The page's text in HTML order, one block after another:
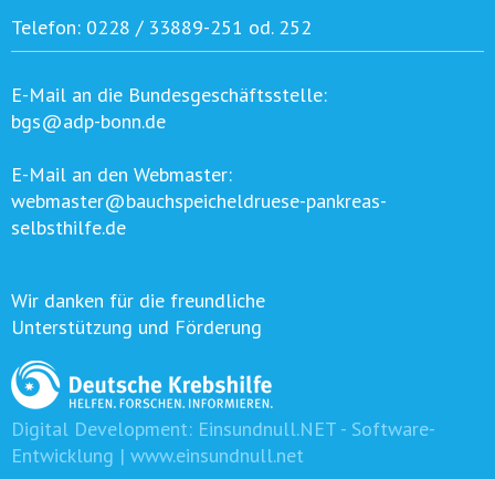
Telefon: 0228 / 33889-251 od. 252
E-Mail an die Bundesgeschäftsstelle:
bgs@adp-bonn.de
E-Mail an den Webmaster:
webmaster@bauchspeicheldruese-pankreas-
selbsthilfe.de
Wir danken für die freundliche
Unterstützung und Förderung
Digital Development: Einsundnull.NET - Software-
Entwicklung | www.einsundnull.net